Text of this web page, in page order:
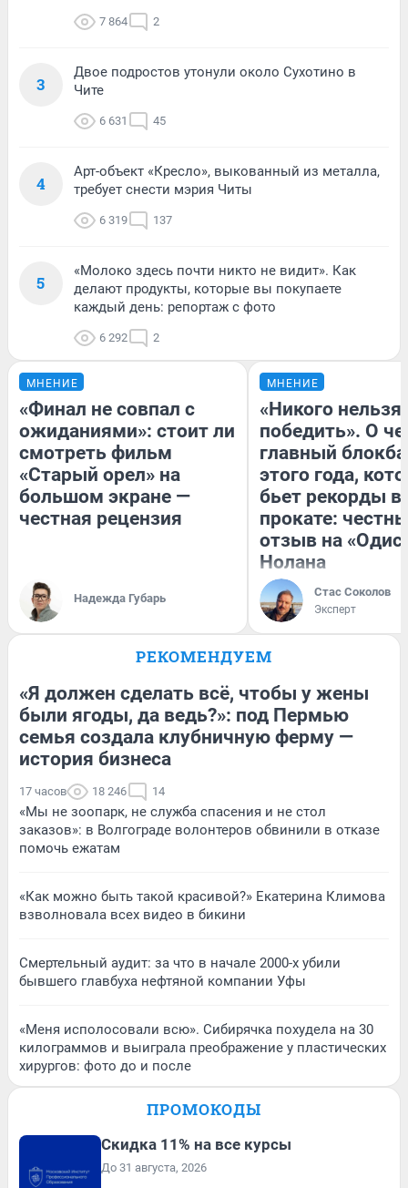
7 864 2
3
Двое подростов утонули около Сухотино в
Чите
6 631 45
4
Арт-объект «Кресло», выкованный из металла,
требует снести мэрия Читы
6 319 137
5
«Молоко здесь почти никто не видит». Как
делают продукты, которые вы покупаете
каждый день: репортаж с фото
6 292 2
МНЕНИЕ
«Финал не совпал с
ожиданиями»: стоит ли
смотреть фильм
«Старый орел» на
большом экране —
честная рецензия
Надежда Губарь
МНЕНИЕ
«Никого нельзя
победить». О
главный
этого года,
бьет рекорды в
прокате:
отзыв на
Нолана
Стас Соколов
Эксперт
РЕКОМЕНДУЕМ
«Я должен сделать всё, чтобы у жены
были ягоды, да ведь?»: под Пермью
семья создала клубничную ферму —
история бизнеса
17 часов 18 246 14
«Мы не зоопарк, не служба спасения и не стол
заказов»: в Волгограде волонтеров обвинили в отказе
помочь ежатам
«Как можно быть такой красивой?» Екатерина Климова
взволновала всех видео в бикини
Смертельный аудит: за что в начале 2000-х убили
бывшего главбуха нефтяной компании Уфы
«Меня исполосовали всю». Сибирячка похудела на 30
килограммов и выиграла преображение у пластических
хирургов: фото до и после
ПРОМОКОДЫ
Скидка 11% на все курсы
До 31 августа, 2026